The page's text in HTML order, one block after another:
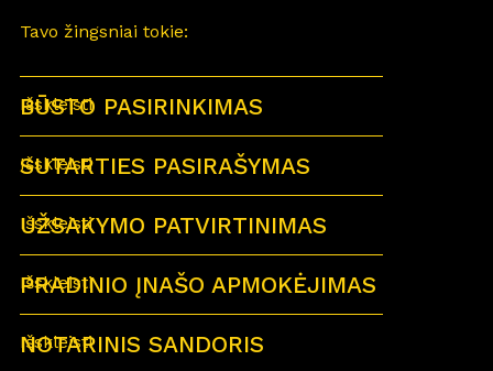
Tavo žingsniai tokie:
Išskleisti
BŪSTO PASIRINKIMAS
Išskleisti
SUTARTIES PASIRAŠYMAS
Išskleisti
UŽSAKYMO PATVIRTINIMAS
Išskleisti
PRADINIO ĮNAŠO APMOKĖJIMAS
Išskleisti
NOTARINIS SANDORIS